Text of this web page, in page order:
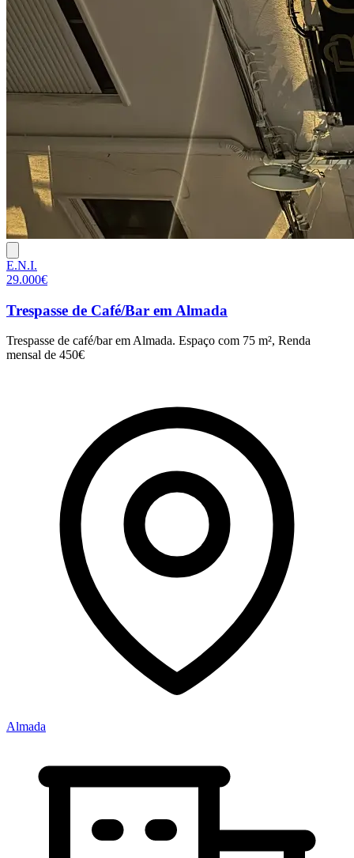
E.N.I.
29.000€
Trespasse de Café/Bar em Almada
Trespasse de café/bar em Almada. Espaço com 75 m², Renda
mensal de 450€
Almada